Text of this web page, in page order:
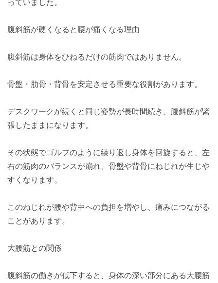
っていました。
腹斜筋が硬くなると腰が痛くなる理由
腹斜筋は身体をひねるだけの筋肉ではありません。
骨盤・肋骨・背骨を安定させる重要な役割があります。
デスクワークが続くと同じ姿勢が長時間続き、腹斜筋が緊
張したままになります。
その状態でゴルフのように繰り返し身体を回旋すると、左
右の筋肉のバランスが崩れ、骨盤や背骨にねじれが生じや
すくなります。
このねじれが腰や背中への負担を増やし、痛みにつながる
ことがあります。
大腰筋との関係
腹斜筋の働きが低下すると、身体の深い部分にある大腰筋